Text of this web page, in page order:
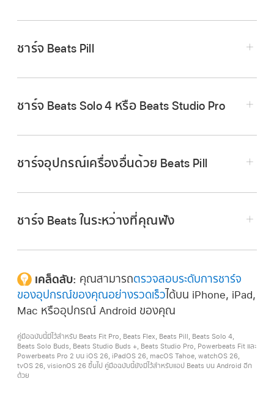
ไฟสีขาว:เหลือมากกว่าหนึ่งชั่วโมง
ไฟสีแดง:เหลือน้อยกว่าหนึ่งชั่วโมง
ไฟสีแดงกะพริบ:ไม่มีเวลาเหลือแล้ว และต้องชาร์จหู
ชาร์จ Beats Pill
ชาร์จ Beats Pill ไฟจะเปลี่ยนเป็นสีเขียว
เมื่อชาร์จเสร็จแล้ว ไฟจะส่องแสงเป็นสีขาวเป็นเวลา
10 วินาที จากนั้นไฟจะดับ
ชาร์จ Beats Solo 4 หรือ Beats Studio Pro
กันได้
ชาร์จอุปกรณ์เครื่องอื่นด้วย Beats Pill
ไม่บังคับ:ในการใช้อุปกรณ์เครื่องอื่นของคุณชาร์จ
Beats Pill ให้กดปุ่มเปิด/ปิดบนลำโพงของคุณสาม
ครั้ง
ชาร์จ Beats ในระหว่างที่คุณฟัง
เชื่อมต่อ Beats Solo 4 หรือ Beats Studio Pro
กับiPhone, iPad, Mac หรืออุปกรณ์ Android ที่
รองรับโดยใช้สาย USB-C ที่ให้มาด้วย
เชื่อมต่อ Beats Pill เข้ากับเต้ารับไฟฟ้าโดยใช้สาย
USB-C และอะแดปเตอร์แปลงไฟที่ใช้งานร่วมกันได้
เคล็ดลับ: คุณสามารถตรวจสอบระดับการชาร์จ
ของอุปกรณ์ของคุณอย่างรวดเร็ว ได้บน iPhone, iPad,
Mac หรืออุปกรณ์ Android ของคุณ
คู่มือฉบับนี้มีไว้สำหรับ Beats Fit Pro, Beats Flex, Beats Pill, Beats Solo 4,
Beats Solo Buds, Beats Studio Buds +, Beats Studio Pro, Powerbeats Fit และ
Powerbeats Pro 2 บน iOS 26, iPadOS 26, macOS Tahoe, watchOS 26,
tvOS 26, visionOS 26 ขึ้นไป คู่มือฉบับนี้ยังมีไว้สำหรับแอป Beats บน Android อีก
ด้วย